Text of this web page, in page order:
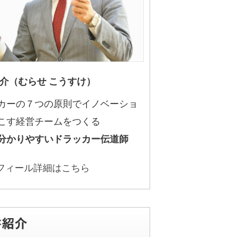
（むらせ こうすけ）
ーの７つの原則でイノベーショ
す経営チームをつくる
かりやすいドラッカー伝道師
ィール詳細はこちら